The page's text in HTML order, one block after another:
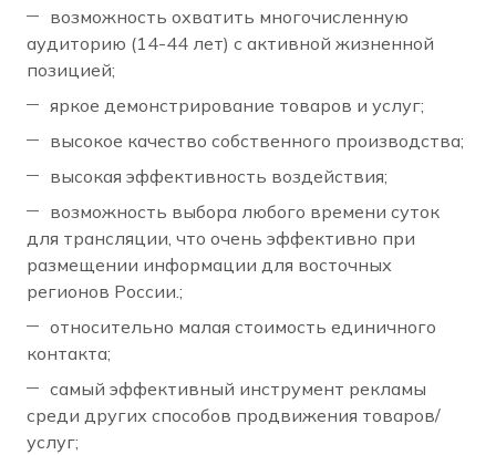
возможность охватить многочисленную
аудиторию (14-44 лет) с активной жизненной
позицией;
яркое демонстрирование товаров и услуг;
высокое качество собственного производства;
высокая эффективность воздействия;
возможность выбора любого времени суток
для трансляции, что очень эффективно при
размещении информации для восточных
регионов России.;
относительно малая стоимость единичного
контакта;
самый эффективный инструмент рекламы
среди других способов продвижения товаров/
услуг;